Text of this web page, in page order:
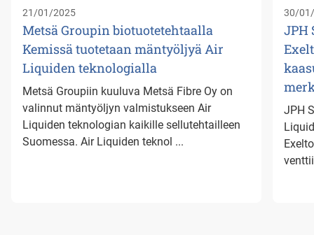
21/01/2025
Metsä Groupin biotuotetehtaalla
Kemissä tuotetaan mäntyöljyä Air
Liquiden teknologialla
Metsä Groupiin kuuluva Metsä Fibre Oy on
valinnut mäntyöljyn valmistukseen Air
Liquiden teknologian kaikille sellutehtailleen
Suomessa. Air Liquiden teknol ...
30/
JPH
JPH